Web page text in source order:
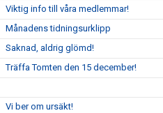
Viktig info till våra medlemmar!
Månadens tidningsurklipp
Saknad, aldrig glömd!
Träffa Tomten den 15 december!
Vi ber om ursäkt!